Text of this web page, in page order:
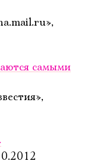
самыми